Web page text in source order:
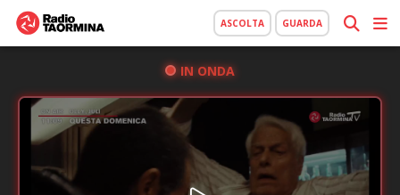
ASCOLTA GUARDA
IN ONDA